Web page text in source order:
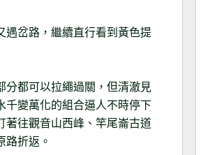
岔路，繼續直行看到黃色提
分都可以拉繩過關，但清澈見
千變萬化的組合逼人不時停下
著往觀音山西峰、竿尾崙古道
折返。